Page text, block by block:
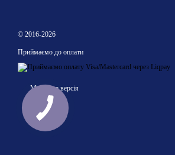
© 2016-2026
Приймаємо до оплати
Мобільна версія